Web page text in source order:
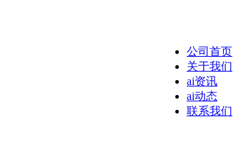
公司首页
关于我们
ai资讯
ai动态
联系我们